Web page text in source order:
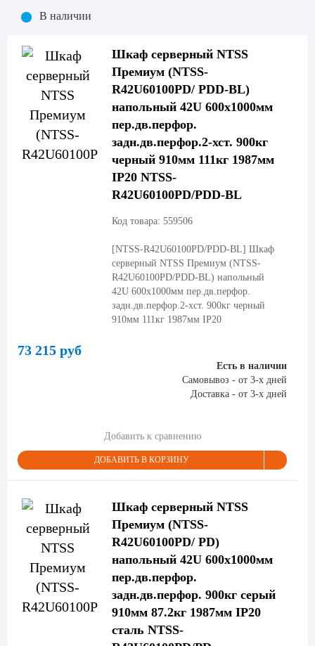
В наличии
Шкаф серверный NTSS
Премиум (NTSS-
R42U60100PD/ PDD-BL)
напольный 42U 600x1000мм
пер.дв.перфор.
задн.дв.перфор.2-хст. 900кг
черный 910мм 111кг 1987мм
IP20 NTSS-
R42U60100PD/PDD-BL
Код товара: 559506
[NTSS-R42U60100PD/PDD-BL] Шкаф
серверный NTSS Премиум (NTSS-
R42U60100PD/PDD-BL) напольный
42U 600x1000мм пер.дв.перфор.
задн.дв.перфор.2-хст. 900кг черный
910мм 111кг 1987мм IP20
73 215 руб
Есть в наличии
Самовывоз - от 3-х дней
Доставка - от 3-х дней
Добавить к сравнению
ДОБАВИТЬ В КОРЗИНУ
Шкаф серверный NTSS
Премиум (NTSS-
R42U60100PD/ PD)
напольный 42U 600x1000мм
пер.дв.перфор.
задн.дв.перфор. 900кг серый
910мм 87.2кг 1987мм IP20
сталь NTSS-